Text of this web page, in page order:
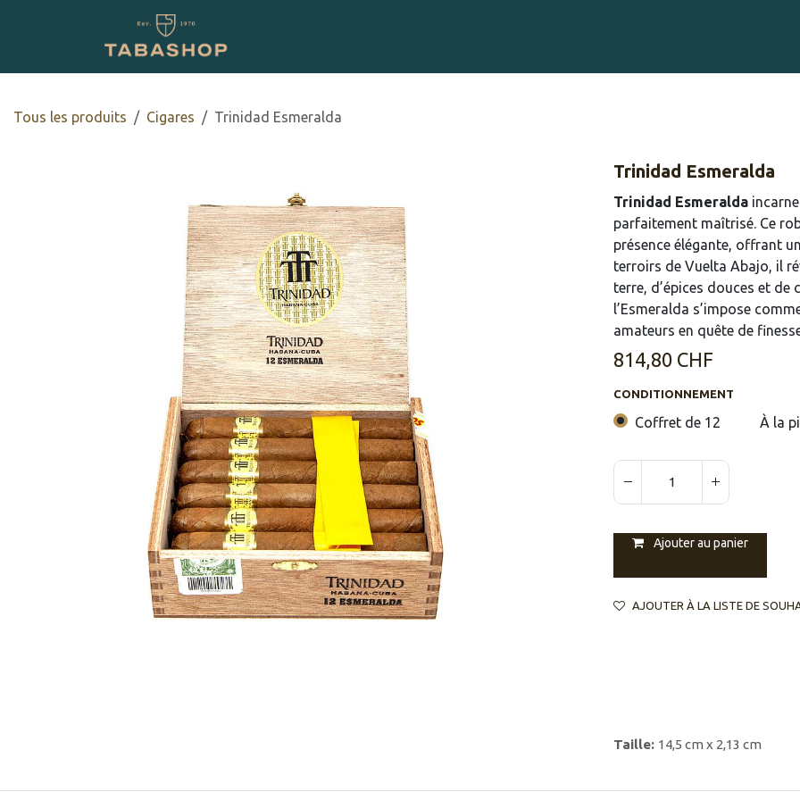
Tous les produits ​​​Cigares Trinidad Esmeralda
Trinidad Esmeralda
Trinidad Esmeralda
parfaitement maîtrisé. Ce
présence élégante, offrant
terroirs de Vuelta Abajo, il
terre, d’épices douces et de
l’Esmeralda s’impose
amateurs en quête de
814,80 CHF
CONDITIONNEMENT
Coffret de 12 À la
Ajouter au panier
AJOUTER À LA LISTE DE
Taille: 14,5 cm x 2,13 cm